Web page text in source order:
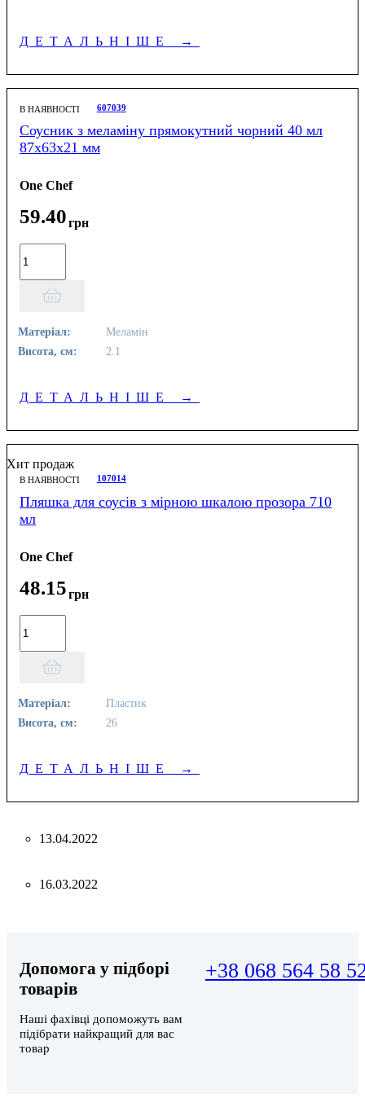
ДЕТАЛЬНІШЕ →
В НАЯВНОСТІ 607039
Соусник з меламіну прямокутний чорний 40 мл
87х63х21 мм
One Chef
59.40грн
Матеріал:
Меламін
Висота, см:
2.1
ДЕТАЛЬНІШЕ →
Хит продаж
В НАЯВНОСТІ 107014
Пляшка для соусів з мірною шкалою прозора 710
мл
One Chef
48.15грн
Матеріал:
Пластик
Висота, см:
26
ДЕТАЛЬНІШЕ →
13.04.2022
16.03.2022
Допомога у підборі
товарів
Наші фахівці допоможуть вам
підібрати найкращий для вас
товар
+38 068 564 58